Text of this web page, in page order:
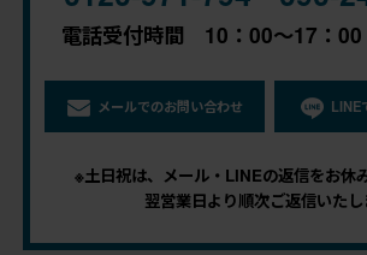
電話受付時間 10：00～17：
メールでのお問い合わせ LINE
※土日祝は、メール・LINEの返信をお休
翌営業日より順次ご返信いた